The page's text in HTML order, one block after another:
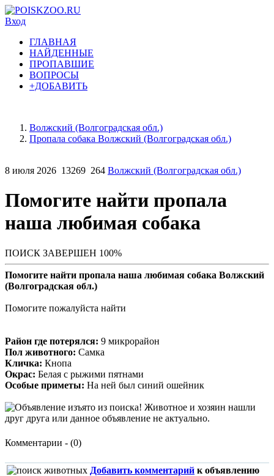
Вход
ГЛАВНАЯ
НАЙДЕННЫЕ
ПРОПАВШИЕ
ВОПРОСЫ
+ДОБАВИТЬ
Волжский (Волгоградская обл.)
Пропала собака Волжский (Волгоградская обл.)
8 июля 2026 13269 264 Волжский (Волгоградская обл.)
Помогите найти пропала
наша любимая собака
ПОИСК ЗАВЕРШЕН 100%
Помогите найти пропала наша любимая собака Волжский
(Волгоградская обл.)
Помогите пожалуйста найти
Район где потерялся: 9 микрорайон
Пол животного: Самка
Кличка: Кнопа
Окрас: Белая с рыжими пятнами
Особые приметы: На ней был синий ошейник
Комментарии - (0)
Добавить комментарий к объявлению